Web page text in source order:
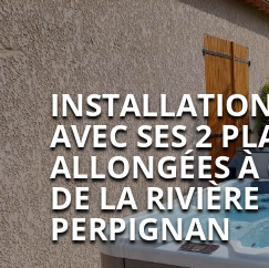
AVEC SES 2
ALLONGÉES
DE LA RIVIÈRE
PERPIGNAN